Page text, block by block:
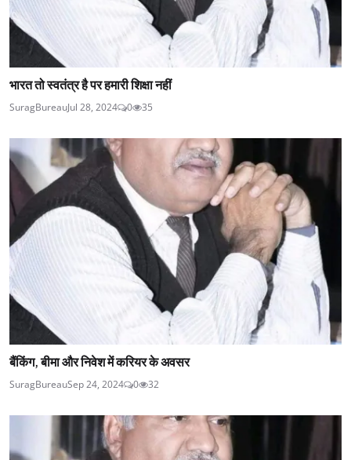
भारत तो स्वतंत्र है पर हमारी शिक्षा नहीं
SuragBureauJul 28, 2024 0 35
बैंकिंग, बीमा और निवेश में करियर के अवसर
SuragBureauSep 24, 2024 0 32